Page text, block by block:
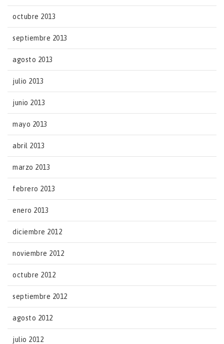
octubre 2013
septiembre 2013
agosto 2013
julio 2013
junio 2013
mayo 2013
abril 2013
marzo 2013
febrero 2013
enero 2013
diciembre 2012
noviembre 2012
octubre 2012
septiembre 2012
agosto 2012
julio 2012